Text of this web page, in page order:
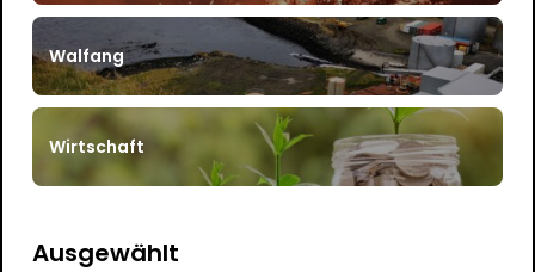
Walfang
Wirtschaft
Ausgewählt